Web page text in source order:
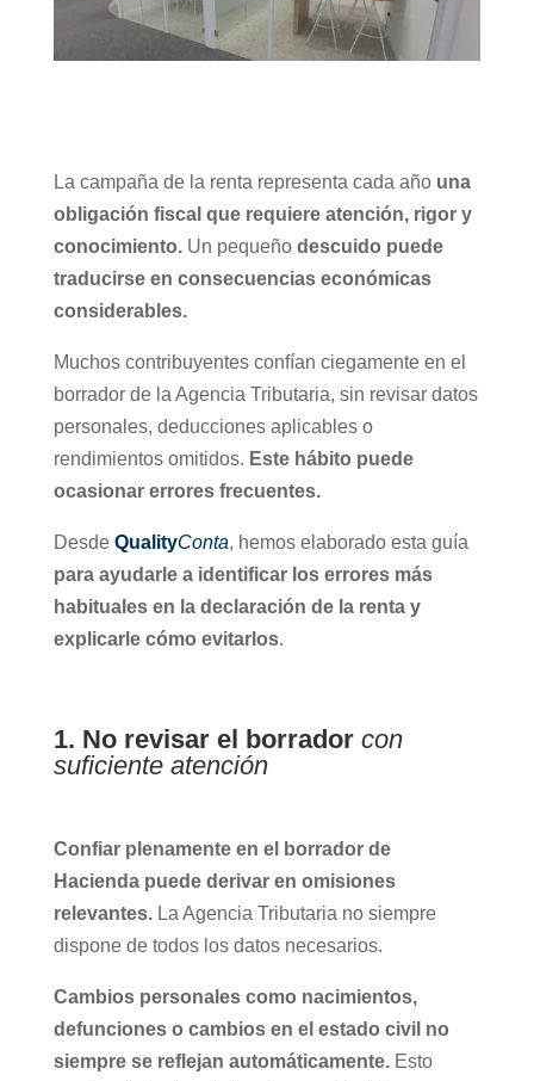
La campaña de la renta representa cada año una
obligación fiscal que requiere atención, rigor y
conocimiento.Un pequeño descuido puede
traducirse en consecuencias económicas
considerables.
Muchos contribuyentes confían ciegamente en el
borrador de la Agencia Tributaria, sin revisar datos
personales, deducciones aplicables o
rendimientos omitidos. Este hábito puede
ocasionar errores frecuentes.
Desde QualityConta, hemos elaborado esta guía
para ayudarle a identificar los errores más
habituales en la declaración de la renta y
explicarle cómo evitarlos.
1. No revisar el borrador con
suficiente atención
Confiar plenamente en el borrador de
Hacienda puede derivar en omisiones
relevantes.La Agencia Tributaria no siempre
dispone de todos los datos necesarios.
Cambios personales como nacimientos,
defunciones o cambios en el estado civil no
siempre se reflejan automáticamente.Esto